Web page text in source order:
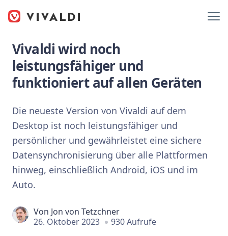
Vivaldi wird noch
leistungsfähiger und
funktioniert auf allen Geräten
Die neueste Version von Vivaldi auf dem
Desktop ist noch leistungsfähiger und
persönlicher und gewährleistet eine sichere
Datensynchronisierung über alle Plattformen
hinweg, einschließlich Android, iOS und im
Auto.
Von Jon von Tetzchner
26. Oktober 2023
930 Aufrufe